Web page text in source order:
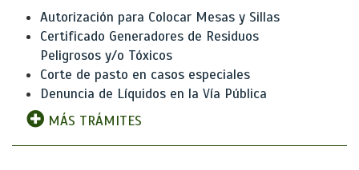
Autorización para Colocar Mesas y Sillas
Certificado Generadores de Residuos
Peligrosos y/o Tóxicos
Corte de pasto en casos especiales
Denuncia de Líquidos en la Vía Pública
MÁS TRÁMITES